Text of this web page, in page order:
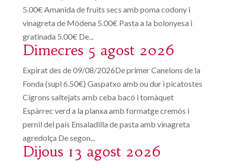
5.00€ Amanida de fruits secs amb poma codony i
vinagreta de Mòdena 5.00€ Pasta a la bolonyesa i
gratinada 5.00€ De...
Dimecres 5 agost 2026
Expirat des de 09/08/2026De primer Canelons de la
Fonda (supl 6.50€) Gaspatxo amb ou dur i picatostes
Cigrons saltejats amb ceba bacó i tomàquet
Espàrrec verd a la planxa amb formatge cremós i
pernil del país Ensaladilla de pasta amb vinagreta
agredolça De segon...
Dijous 13 agost 2026